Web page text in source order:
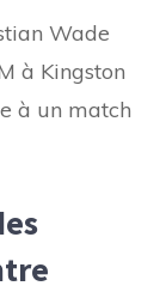
Wade
à Kingston
à un match